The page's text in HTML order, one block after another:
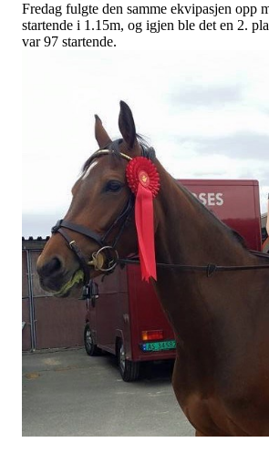
Fredag fulgte den samme ekvipasjen opp
startende i 1.15m, og igjen ble det en 2.
var 97 startende.